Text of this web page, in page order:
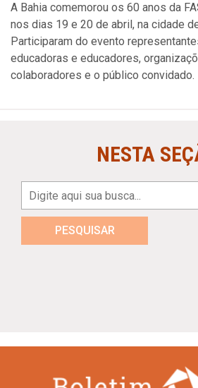
A Bahia comemorou os 60 anos da
nos dias 19 e 20 de abril, na cidade
Participaram do evento
educadoras e educadores,
colaboradores e o público convidado.
NESTA
PESQUISAR